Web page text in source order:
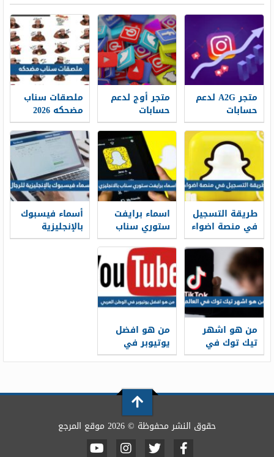
متجر A2G لدعم
حسابات
التواصل
الاجتماعي وبناء
حضور رقمي
أكثر قوة
متجر أوج لدعم
حسابات
التواصل
الاجتماعي وبناء
حضور رقمي
أكثر تأثيرًا
ملصقات سناب
مضحكه 2026
طريقة التسجيل
في منصة اضواء
2026
اسماء برايفت
ستوري سناب
بالانجليزي 2026
أسماء فيسبوك
بالإنجليزية
للرجال 2026
من هو اشهر
تيك توك في
العالم 2026
من هو افضل
يوتيوبر في
الوطن العربي
حقوق النشر محفوظة © 2026 موقع المرجع